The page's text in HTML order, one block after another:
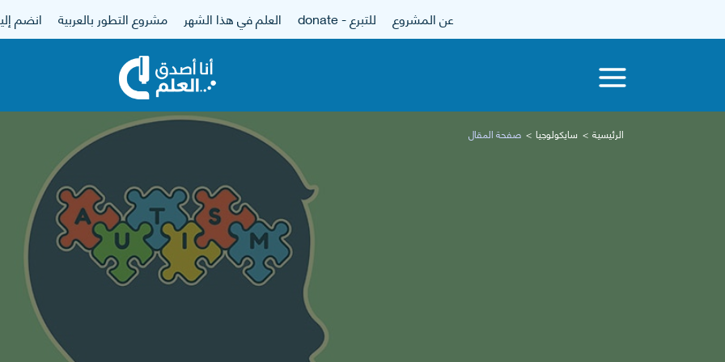
عن المشروع للتبرع - donate العلم في هذا الشهر مشروع التطور بالعربية انضم
الرئيسية سايكولوجيا صفحة المقال